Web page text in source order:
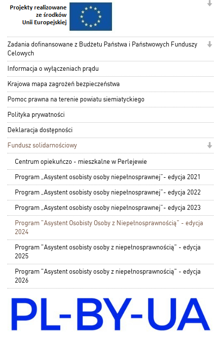
Zadania dofinansowane z Budżetu Państwa i Państwowych Funduszy
Celowych
Informacja o wyłączeniach prądu
Krajowa mapa zagrożeń bezpieczeństwa
Pomoc prawna na terenie powiatu siemiatyckiego
Polityka prywatności
Deklaracja dostępności
Fundusz solidarnościowy
Centrum opiekuńczo - mieszkalne w Perlejewie
Program „Asystent osobisty osoby niepełnosprawnej”- edycja 2021
Program „Asystent osobisty osoby niepełnosprawnej”- edycja 2022
Program „Asystent osobisty osoby niepełnosprawnej”- edycja 2023
Program "Asystent Osobisty Osoby z Niepełnosprawnością" - edycja
2024
Program "Asystent osobisty osoby z niepełnosprawnością" - edycja
2025
Program "Asystent osobisty osoby z niepełnosprawnością" - edycja
2026